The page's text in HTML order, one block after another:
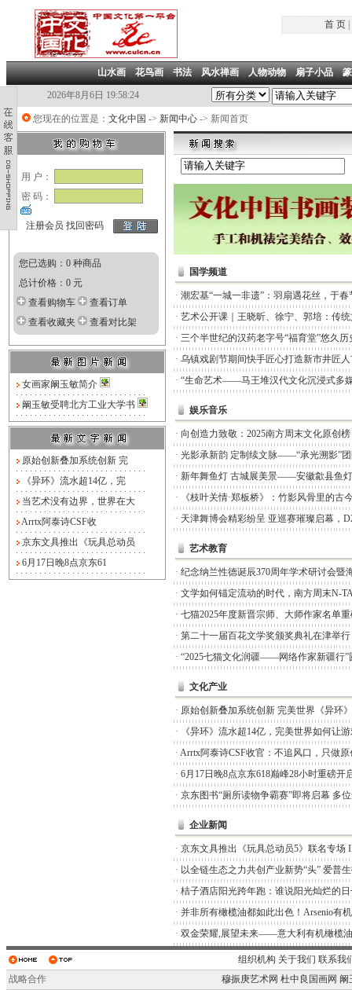
首 页|
山水画|花鸟画|书法|风水禅画|人物动物|扇子小品|
2026年8月6日 19:58:24
您现在的位置是： 文化中国 -> 新闻中心 -> 新闻首页
用 户：
密 码：
注册会员 找回密码
您已选购：0 种商品
总计价格：0 元
查看购物车
查看订单
查看收藏夹
查看对比架
女画家阚玉敏简介
阚玉敏受聘北方工业大学书
原始创新叠加系统创新 完
《异环》流水超14亿，完
当艺术没有边界，世界在大
Arrtx阿泰诗CSF收
京东文具推出《玩具总动员
6月17日晚8点京东61
国学频道
· 潮宏基“一城一非遗”：羽扇遇花丝，于
· 艺术公开课｜王晓昕、徐宁、郭培：传
· 三个半世纪的汉药老字号“福育堂”悠久历
· 乌镇戏剧节期间快手匠心打造新市井匠
· “生命艺术——马王堆汉代文化沉浸式多
娱乐音乐
· 向创造力致敬：2025南方周末文化原创
· 光影承新韵 定制续文脉——“承光溯影”
· 新年舞鱼灯 古城展美景——安徽歙县鱼
·
《枝叶关情·郑板桥》：竹影风骨里的古
· 天津舞博会精彩纷呈 亚巡赛璀璨启幕，
艺术教育
· 纪念纳兰性德诞辰370周年学术研讨会暨
· 文学如何锚定流动的时代，南方周末N-
· 七猫2025年度新晋宗师、大师作家名单
· 第二十一届百花文学奖颁奖典礼在津举行
· “2025七猫文化润疆——网络作家新疆行”
文化产业
· 原始创新叠加系统创新 完美世界《异环
·
《异环》流水超14亿，完美世界如何让游
· Arrtx阿泰诗CSF收官：不追风口，只做原
· 6月17日晚8点京东618巅峰28小时重磅开
· 京东图书“厕所读物争霸赛”即将启幕 多
企业新闻
· 京东文具推出《玩具总动员5》联名专场
· 以全链生态之力共创产业新势“头” 爱普
· 桔子酒店阳光跨年跑：谁说阳光灿烂的
· 并非所有橄榄油都如此出色！Arsenio有
· 双金荣耀,展望未来——意大利有机橄榄
组织机构 关于我们 联系我
战略合作
穆振庚艺术网 杜中良国画网 阚